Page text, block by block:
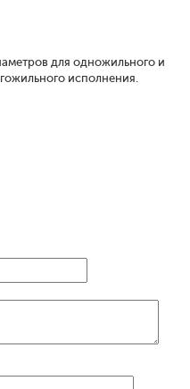
для одножильного и
исполнения.